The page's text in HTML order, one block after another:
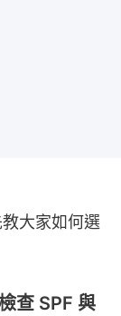
大家如何選
查 SPF 與